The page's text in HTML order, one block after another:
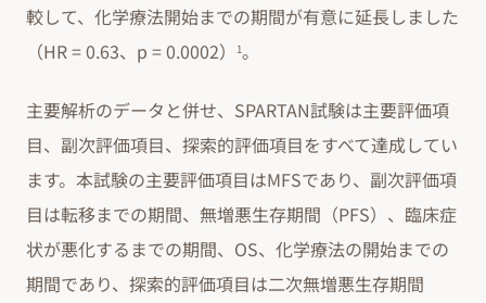
較して、化学療法開始までの期間が有意に延長しました
（HR = 0.63、p = 0.0002）
1。
主要解析のデータと併せ、SPARTAN試験は主要評価項
目、副次評価項目、探索的評価項目をすべて達成してい
ます。本試験の主要評価項目はMFSであり、副次評価項
目は転移までの期間、無増悪生存期間（PFS）、臨床症
状が悪化するまでの期間、OS、化学療法の開始までの
期間であり、探索的評価項目は二次無増悪生存期間